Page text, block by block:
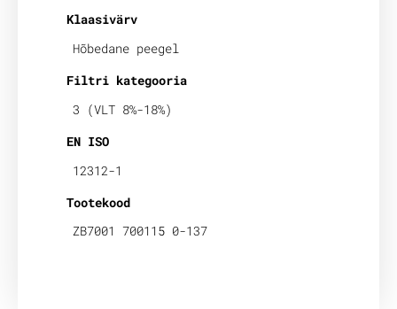
Klaasivärv
Hõbedane peegel
Filtri kategooria
3 (VLT 8%-18%)
EN ISO
12312-1
Tootekood
ZB7001 700115 0-137